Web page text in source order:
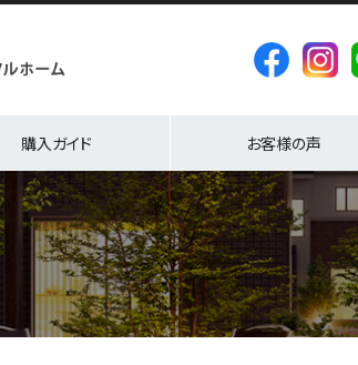
購入ガイド お客様の声